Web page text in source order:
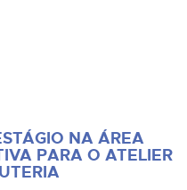
NA ÁREA
PARA O ATELIER